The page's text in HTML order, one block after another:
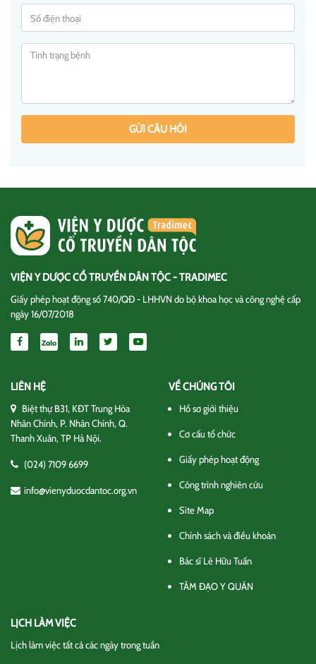
GỬI CÂU HỎI
VIỆN Y DƯỢC CỔ TRUYỀN DÂN TỘC - TRADIMEC
Giấy phép hoạt động số 740/QĐ - LHHVN do bộ khoa học và công nghệ cấp
ngày 16/07/2018
LIÊN HỆ
Biệt thự B31, KĐT Trung Hòa
Nhân Chính, P. Nhân Chính, Q.
Thanh Xuân, TP Hà Nội.
(024) 7109 6699
info@vienyduocdantoc.org.vn
VỀ CHÚNG TÔI
Hồ sơ giới thiệu
Cơ cấu tổ chức
Giấy phép hoạt động
Công trình nghiên cứu
Site Map
Chính sách và điều khoản
Bác sĩ Lê Hữu Tuấn
TÂM ĐẠO Y QUÁN
LỊCH LÀM VIỆC
Lịch làm việc tất cả các ngày trong tuần